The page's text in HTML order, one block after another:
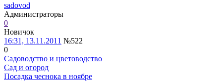
sadovod
Администраторы
0
Новичок
16:31, 13.11.2011 №522
0
Садоводство и цветоводство
Сад и огород
Посадка чеснока в ноябре